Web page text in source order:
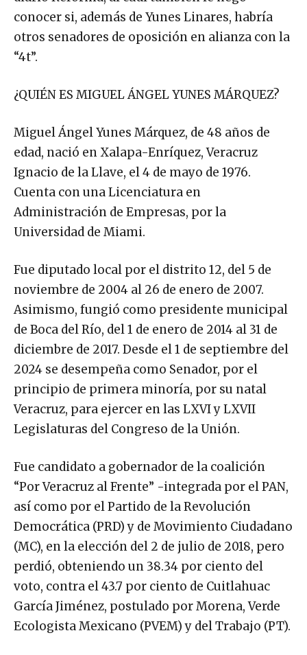
conocer si, además de Yunes Linares, habría
otros senadores de oposición en alianza con la
“4t”.
¿QUIÉN ES MIGUEL ÁNGEL YUNES MÁRQUEZ?
Miguel Ángel Yunes Márquez, de 48 años de
edad, nació en Xalapa-Enríquez, Veracruz
Ignacio de la Llave, el 4 de mayo de 1976.
Cuenta con una Licenciatura en
Administración de Empresas, por la
Universidad de Miami.
Fue diputado local por el distrito 12, del 5 de
noviembre de 2004 al 26 de enero de 2007.
Asimismo, fungió como presidente municipal
de Boca del Río, del 1 de enero de 2014 al 31 de
diciembre de 2017. Desde el 1 de septiembre del
2024 se desempeña como Senador, por el
principio de primera minoría, por su natal
Veracruz, para ejercer en las LXVI y LXVII
Legislaturas del Congreso de la Unión.
Fue candidato a gobernador de la coalición
“Por Veracruz al Frente” -integrada por el PAN,
así como por el Partido de la Revolución
Democrática (PRD) y de Movimiento Ciudadano
(MC), en la elección del 2 de julio de 2018, pero
perdió, obteniendo un 38.34 por ciento del
voto, contra el 43.7 por ciento de Cuitlahuac
García Jiménez, postulado por Morena, Verde
Ecologista Mexicano (PVEM) y del Trabajo (PT).